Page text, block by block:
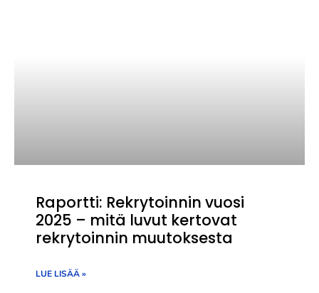
Raportti: Rekrytoinnin vuosi
2025 – mitä luvut kertovat
rekrytoinnin muutoksesta
LUE LISÄÄ »